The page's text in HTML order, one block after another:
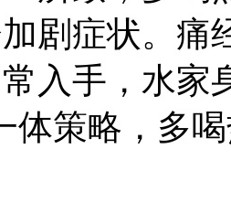
剧症状。痛
入手，水家
体策略，多